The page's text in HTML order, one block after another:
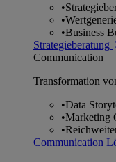
•
•
•Business
Strategieberatung
Communication
Transformation
•Data
•Marketing
•
Communication